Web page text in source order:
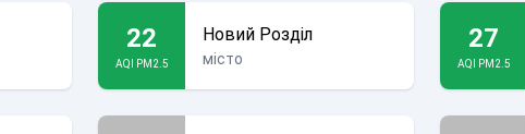
22
AQI PM2.5
Новий Розділ
місто
27
AQI PM2.5